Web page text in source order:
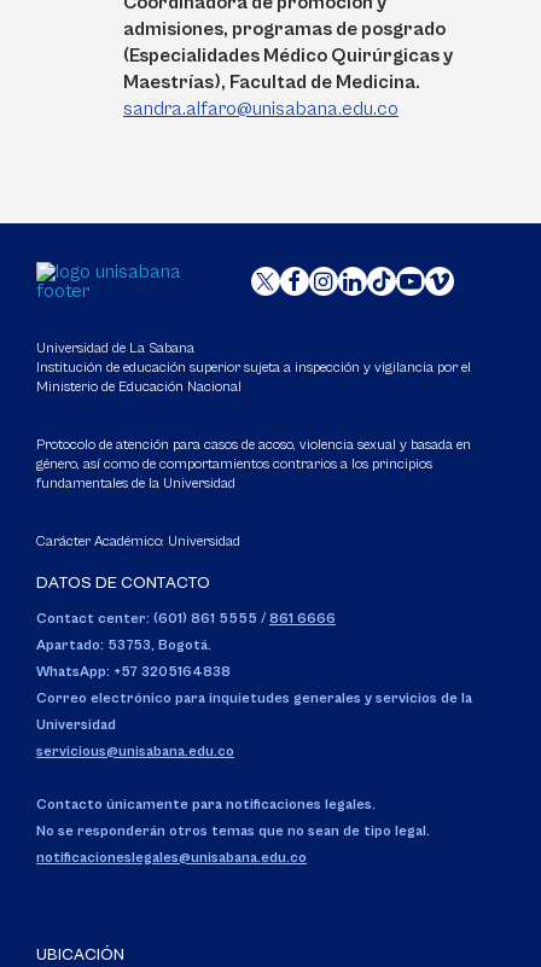
admisiones, programas de posgrado
(Especialidades Médico Quirúrgicas y
Maestrías), Facultad de Medicina.
sandra.alfaro@unisabana.edu.co
Universidad de La Sabana
Institución de educación superior sujeta a inspección y vigilancia por el
Ministerio de Educación Nacional
Protocolo de atención para casos de acoso, violencia sexual y basada en
género, así como de comportamientos contrarios a los principios
fundamentales de la Universidad
Carácter Académico: Universidad
DATOS DE CONTACTO
Contact center: (601) 861 5555 / 861 6666
Apartado: 53753, Bogotá.
WhatsApp: +57 3205164838
Correo electrónico para inquietudes generales y servicios de la
Universidad
servicious@unisabana.edu.co
Contacto únicamente para notificaciones legales.
No se responderán otros temas que no sean de tipo legal.
notificacioneslegales@unisabana.edu.co
UBICACIÓN